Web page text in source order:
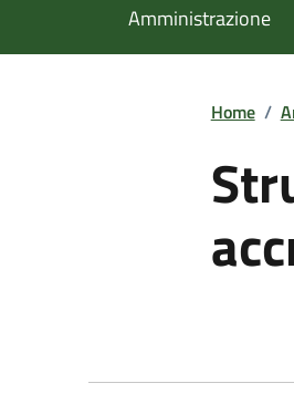
Amministrazione
Home /